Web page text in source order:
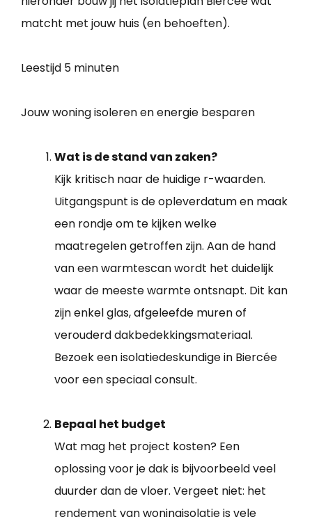
matcht met jouw huis (en behoeften).
Leestijd 5 minuten
Jouw woning isoleren en energie besparen
Wat is de stand van zaken?
Kijk kritisch naar de huidige r-waarden.
Uitgangspunt is de opleverdatum en maak
een rondje om te kijken welke
maatregelen getroffen zijn. Aan de hand
van een warmtescan wordt het duidelijk
waar de meeste warmte ontsnapt. Dit kan
zijn enkel glas, afgeleefde muren of
verouderd dakbedekkingsmateriaal.
Bezoek een isolatiedeskundige in Biercée
voor een speciaal consult.
Bepaal het budget
Wat mag het project kosten? Een
oplossing voor je dak is bijvoorbeeld veel
duurder dan de vloer. Vergeet niet: het
rendement van woningisolatie is vele